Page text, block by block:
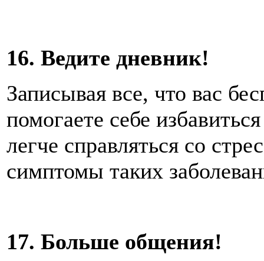
16. Ведите дневник!
Записывая все, что вас
помогаете себе
легче справляться со
симптомы таких
17. Больше общения!